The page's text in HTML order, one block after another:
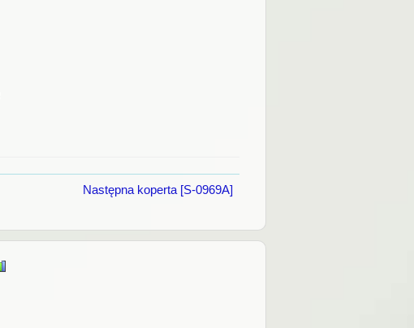
Następna koperta [S-0969A]